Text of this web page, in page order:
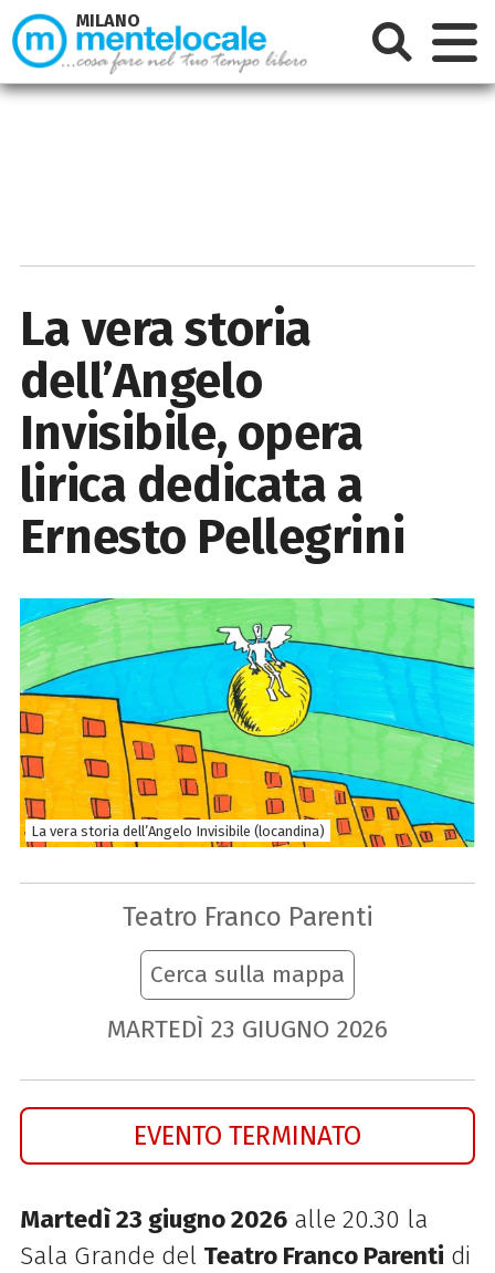
La vera storia
dell’Angelo
Invisibile, opera
lirica dedicata a
Ernesto Pellegrini
La vera storia dell’Angelo Invisibile (locandina)
Teatro Franco Parenti
Cerca sulla mappa
MARTEDÌ 23 GIUGNO 2026
EVENTO TERMINATO
Martedì 23 giugno 2026alle 20.30 la
Sala Grande del Teatro Franco Parenti di
MILANO